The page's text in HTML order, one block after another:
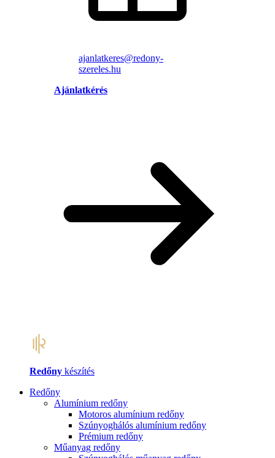
ajanlatkeres@redony-
szereles.hu
Ajánlatkérés
Redőny készítés
Redőny
Alumínium redőny
Motoros alumínium redőny
Szúnyoghálós alumínium redőny
Prémium redőny
Műanyag redőny